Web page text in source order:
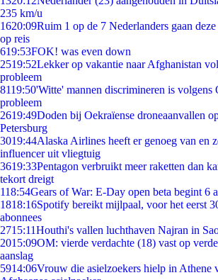
235 km/u
1620:09Ruim 1 op de 7 Nederlanders gaan
op reis
619:53FOK! was even down
2519:52Lekker op vakantie naar Afghanistan
probleem
8119:50'Witte' mannen discrimineren is volgens
probleem
2619:49Doden bij Oekraïense droneaanvallen
Petersburg
3019:44Alaska Airlines heeft er genoeg van en
influencer uit vliegtuig
3619:33Pentagon verbruikt meer raketten dan
tekort dreigt
118:54Gears of War: E-Day open beta begint 6
1818:16Spotify bereikt mijlpaal, voor het eerst
abonnees
2715:11Houthi's vallen luchthaven Najran in
2015:09OM: vierde verdachte (18) vast op
aanslag
5914:06Vrouw die asielzoekers hielp in Athene